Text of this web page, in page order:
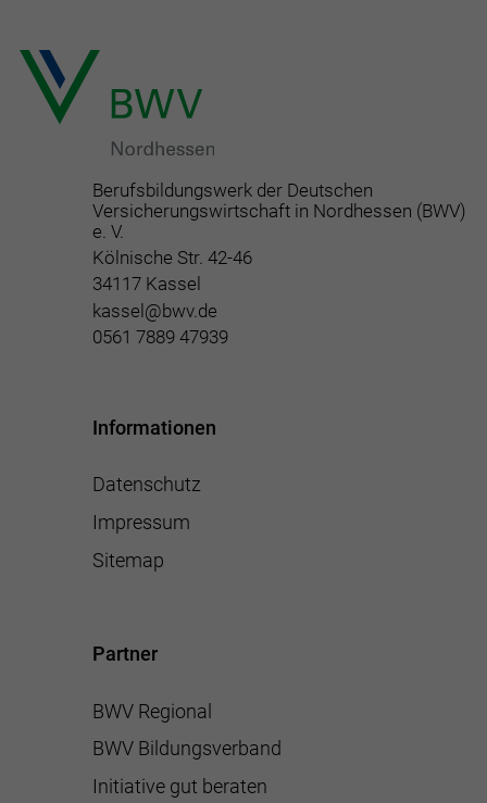
Berufsbildungswerk der Deutschen
Versicherungswirtschaft in Nordhessen (BWV)
e. V.
Kölnische Str. 42-46
34117 Kassel
kassel@bwv.de
0561 7889 47939
Informationen
Datenschutz
Impressum
Sitemap
Partner
BWV Regional
BWV Bildungsverband
Initiative gut beraten